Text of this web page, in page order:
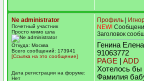
Ne administrator
Почетный участник
Просто мимо шла
Откуда: Москва
Всего сообщений: 173941
[Ссылка на это сообщение]
Дата регистрации на форуме:
Нет
Профиль
NEW!
Заголовок
Генина
91063772
PAGE
ADD
Хотелось бы
Фамилия